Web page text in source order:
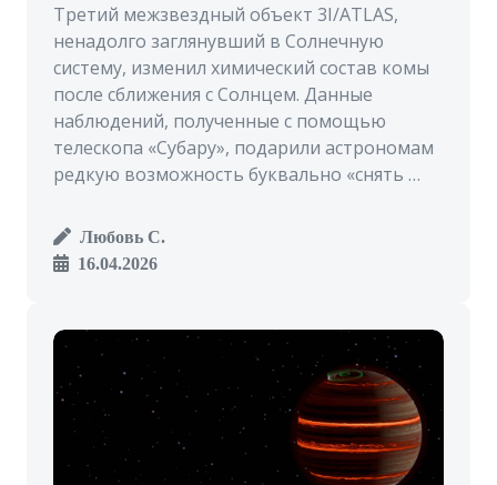
Третий межзвездный объект 3I/ATLAS,
ненадолго заглянувший в Солнечную
систему, изменил химический состав комы
после сближения с Солнцем. Данные
наблюдений, полученные с помощью
телескопа «Субару», подарили астрономам
редкую возможность буквально «снять …
Любовь С.
16.04.2026